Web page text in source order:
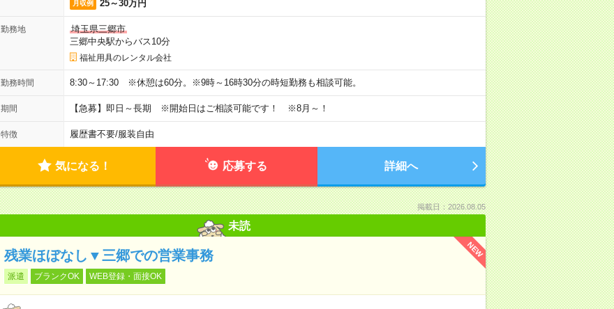
月収例 25～30万円
勤務地
埼玉県三郷市
三郷中央駅からバス10分
福祉用具のレンタル会社
勤務時間 8:30～17:30 ※休憩は60分。※9時～16時30分の時短勤務も相談可能。
期間 【急募】即日～長期 ※開始日はご相談可能です！ ※8月～！
特徴 履歴書不要/服装自由
気になる！ 応募する 詳細へ
掲載日：2026.08.05
未読
NEW
残業ほぼなし▼三郷での営業事務
派遣 ブランクOK WEB登録・面接OK